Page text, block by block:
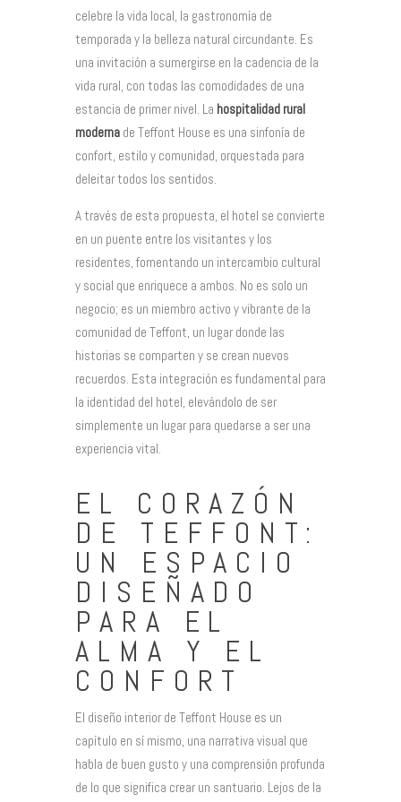
celebre la vida local, la gastronomía de
temporada y la belleza natural circundante. Es
una invitación a sumergirse en la cadencia de la
vida rural, con todas las comodidades de una
estancia de primer nivel. La hospitalidad rural
moderna de Teffont House es una sinfonía de
confort, estilo y comunidad, orquestada para
deleitar todos los sentidos.
A través de esta propuesta, el hotel se convierte
en un puente entre los visitantes y los
residentes, fomentando un intercambio cultural
y social que enriquece a ambos. No es solo un
negocio; es un miembro activo y vibrante de la
comunidad de Teffont, un lugar donde las
historias se comparten y se crean nuevos
recuerdos. Esta integración es fundamental para
la identidad del hotel, elevándolo de ser
simplemente un lugar para quedarse a ser una
experiencia vital.
EL CORAZÓN
DE TEFFONT:
UN ESPACIO
DISEÑADO
PARA EL
ALMA Y EL
CONFORT
El diseño interior de Teffont House es un
capítulo en sí mismo, una narrativa visual que
habla de buen gusto y una comprensión profunda
de lo que significa crear un santuario. Lejos de la